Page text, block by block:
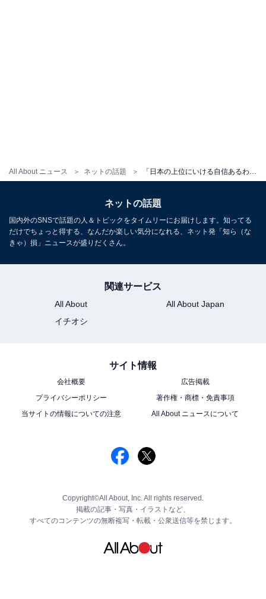
All About ニュース ネットの話題
ネットの話題
国内外のSNSで話題の人＆トピックをタイムリーにお届けします。知ってる
だけでちょっと得する、なんだか楽しい気分になれる、ネット発「知ら（な
きゃ）損」ニュースが盛りだくさん。
関連サービス
All About
All About Japan
イチオシ
サイト情報
会社概要
広告掲載
プライバシーポリシー
著作権・商標・免責事項
当サイトの情報についての注意
All About ニュースについて
Copyright©All About, Inc. All rights reserved.
掲載の記事・写真・イラストなど、
すべてのコンテンツの無断複写・転載・公衆送信等を禁じます。